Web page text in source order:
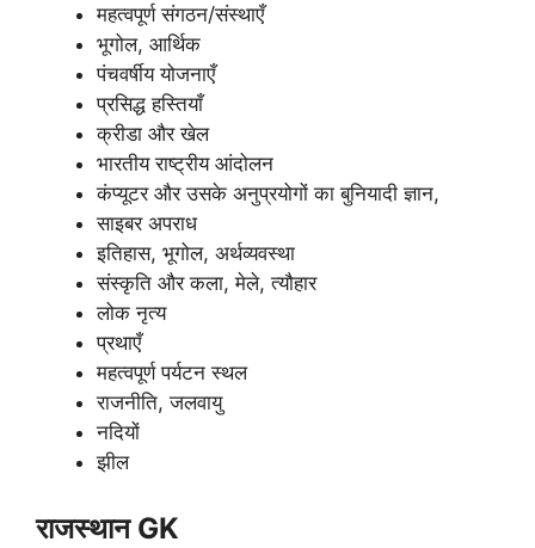
महत्वपूर्ण संगठन/संस्थाएँ
भूगोल, आर्थिक
पंचवर्षीय योजनाएँ
प्रसिद्ध हस्तियाँ
क्रीडा और खेल
भारतीय राष्ट्रीय आंदोलन
कंप्यूटर और उसके अनुप्रयोगों का बुनियादी ज्ञान,
साइबर अपराध
इतिहास, भूगोल, अर्थव्यवस्था
संस्कृति और कला, मेले, त्यौहार
लोक नृत्य
प्रथाएँ
महत्वपूर्ण पर्यटन स्थल
राजनीति, जलवायु
नदियों
झील
राजस्थान GK